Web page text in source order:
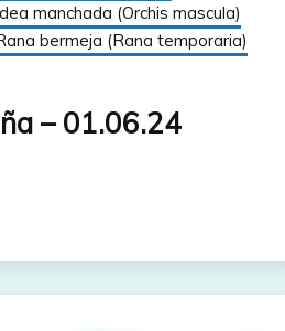
manchada (Orchis mascula)
bermeja (Rana temporaria)
– 01.06.24